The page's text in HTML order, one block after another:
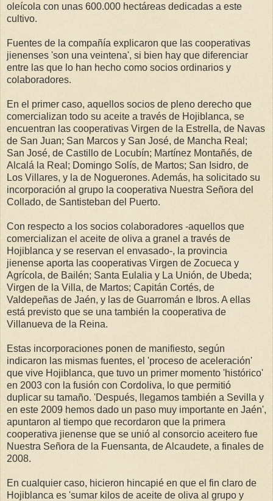
oleícola con unas 600.000 hectáreas dedicadas a este
cultivo.
Fuentes de la compañía explicaron que las cooperativas
jienenses 'son una veintena', si bien hay que diferenciar
entre las que lo han hecho como socios ordinarios y
colaboradores.
En el primer caso, aquellos socios de pleno derecho que
comercializan todo su aceite a través de Hojiblanca, se
encuentran las cooperativas Virgen de la Estrella, de Navas
de San Juan; San Marcos y San José, de Mancha Real;
San José, de Castillo de Locubín; Martínez Montañés, de
Alcalá la Real; Domingo Solís, de Martos; San Isidro, de
Los Villares, y la de Noguerones. Además, ha solicitado su
incorporación al grupo la cooperativa Nuestra Señora del
Collado, de Santisteban del Puerto.
Con respecto a los socios colaboradores -aquellos que
comercializan el aceite de oliva a granel a través de
Hojiblanca y se reservan el envasado-, la provincia
jienense aporta las cooperativas Virgen de Zocueca y
Agrícola, de Bailén; Santa Eulalia y La Unión, de Ubeda;
Virgen de la Villa, de Martos; Capitán Cortés, de
Valdepeñas de Jaén, y las de Guarromán e Ibros. A ellas
está previsto que se una también la cooperativa de
Villanueva de la Reina.
Estas incorporaciones ponen de manifiesto, según
indicaron las mismas fuentes, el 'proceso de aceleración'
que vive Hojiblanca, que tuvo un primer momento 'histórico'
en 2003 con la fusión con Cordoliva, lo que permitió
duplicar su tamaño. 'Después, llegamos también a Sevilla y
en este 2009 hemos dado un paso muy importante en Jaén',
apuntaron al tiempo que recordaron que la primera
cooperativa jienense que se unió al consorcio aceitero fue
Nuestra Señora de la Fuensanta, de Alcaudete, a finales de
2008.
En cualquier caso, hicieron hincapié en que el fin claro de
Hojiblanca es 'sumar kilos de aceite de oliva al grupo y